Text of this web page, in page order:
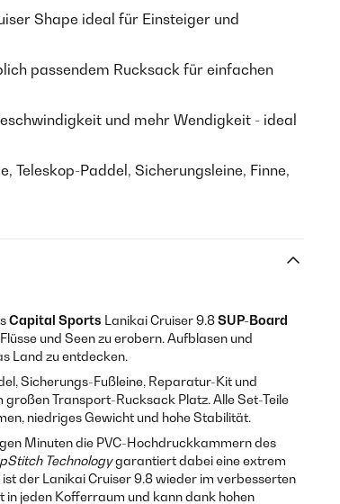
Shape ideal für Einsteiger und
passendem Rucksack für einfachen
und mehr Wendigkeit - ideal
Teleskop-Paddel, Sicherungsleine, Finne,
Capital Sports Lanikai Cruiser 9.8SUP-Board
und Seen zu erobern. Aufblasen und
Land zu entdecken.
Sicherungs-Fußleine, Reparatur-Kit und
Transport-Rucksack Platz. Alle Set-Teile
niedriges Gewicht und hohe Stabilität.
Minuten die PVC-Hochdruckkammern des
Technologygarantiert dabei eine extrem
der Lanikai Cruiser 9.8 wieder im verbesserten
jeden Kofferraum und kann dank hohen